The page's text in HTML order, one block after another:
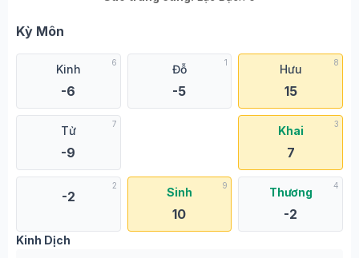
Kỳ Môn
6
Kinh
-6
1
Đỗ
-5
8
Hưu
15
7
Tử
-9
3
Khai
7
2
-2
9
Sinh
10
4
Thương
-2
Kinh Dịch